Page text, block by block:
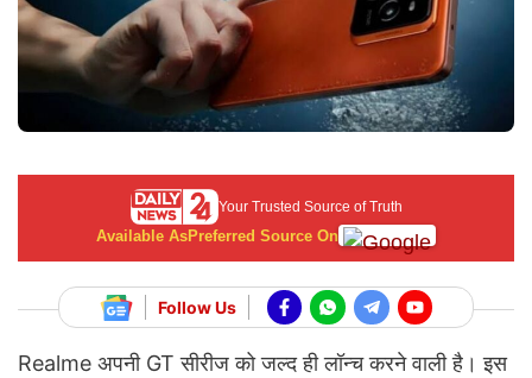
Your Trusted Source of Truth
Available AsPreferred Source On
Follow Us
Realme अपनी GT सीरीज को जल्द ही लॉन्च करने वाली है। इस